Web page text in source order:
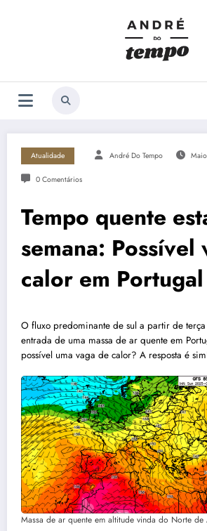
Atualidade André Do Tempo
0 Comentários
Tempo quente
semana: Possível
calor em Portugal
O fluxo predominante de sul a partir de
entrada de uma massa de ar quente em
possível uma vaga de calor? A resposta é
Massa de ar quente em altitude vinda do Norte de